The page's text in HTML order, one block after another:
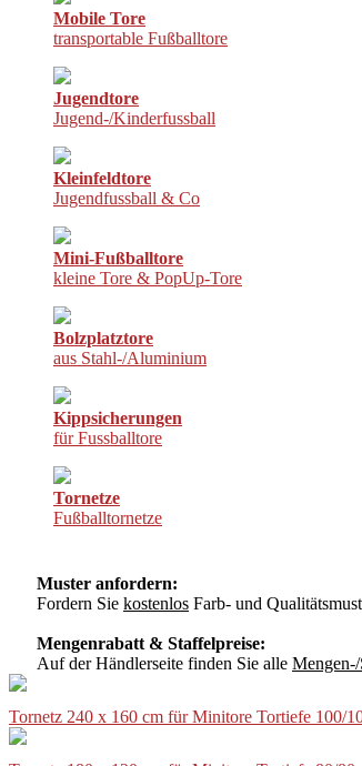
Mobile Tore
transportable Fußballtore
Jugendtore
Jugend-/Kinderfussball
Kleinfeldtore
Jugendfussball & Co
Mini-Fußballtore
kleine Tore & PopUp-Tore
Bolzplatztore
aus Stahl-/Aluminium
Kippsicherungen
für Fussballtore
Tornetze
Fußballtornetze
Muster anfordern:
Fordern Sie kostenlos Farb- und
Mengenrabatt & Staffelpreise:
Auf der Händlerseite finden Sie alle
Tornetz 240 x 160 cm für Minitore Tortiefe 100/